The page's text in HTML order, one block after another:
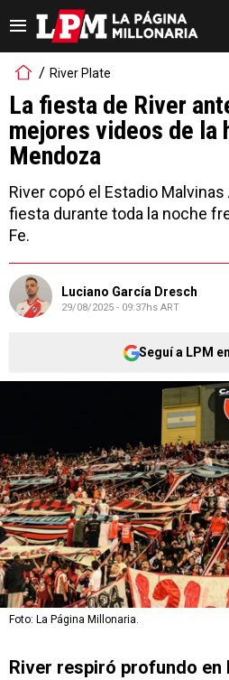
River Plate
La fiesta de River
mejores videos de la
Mendoza
River copó el Estadio
fiesta durante toda la noche
Fe.
Luciano García Dresch
29/08/2025 - 09:37hs ART
Seguí a LPM
Foto: La Página Millonaria.
River respiró profundo en